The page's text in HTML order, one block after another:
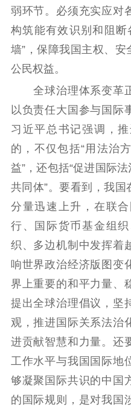
弱环节。必须充实应对
构筑能有效识别和阻断
墙”，保障我国主权、
公民权益。
全球治理体系变革正
以负责任大国参与国际
习近平总书记强调，
的，不仅包括“用法治
益”，还包括“促进国际
共同体”。要看到，我
分量迅速上升，在联
行、国际货币基金组
织、多边机制中发挥着
响世界政治经济版图变
界上重要的和平力量、
提出全球治理倡议，坚
观，推进国际关系法治
进贡献智慧和力量。还
工作水平与我国国际地
够凝聚国际共识的中国
的国际规则，是对我国